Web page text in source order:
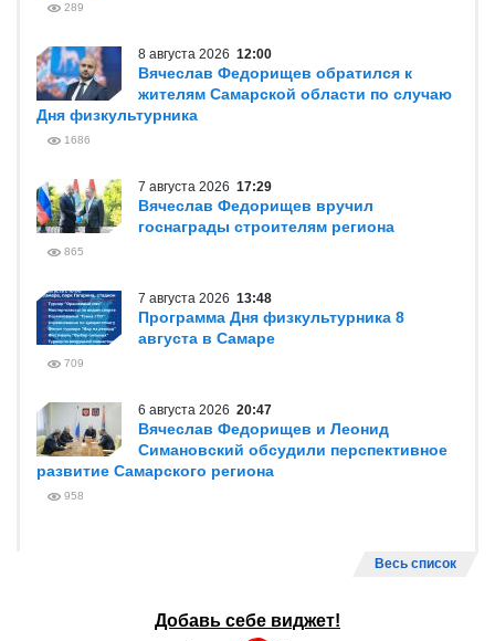
289
8 августа 2026 12:00
Вячеслав Федорищев обратился к
жителям Самарской области по случаю
Дня физкультурника
1686
7 августа 2026 17:29
Вячеслав Федорищев вручил
госнаграды строителям региона
865
7 августа 2026 13:48
Программа Дня физкультурника 8
августа в Самаре
709
6 августа 2026 20:47
Вячеслав Федорищев и Леонид
Симановский обсудили перспективное
развитие Самарского региона
958
Весь список
Добавь себе виджет!